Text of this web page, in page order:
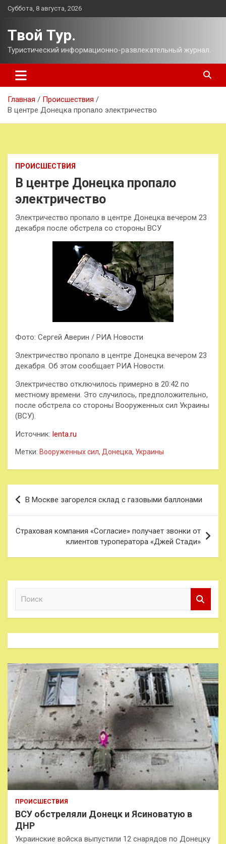
Перейти
Суббота, 8 августа, 2026
Твой Тур.
Туристический информационно-развлекательный журнал.
Главная
Происшествия
В центре Донецка пропало электричество
ПРОИСШЕСТВИЯ
В центре Донецка пропало
электричество
Электричество пропало в центре Донецка вечером 23
декабря после обстрела со стороны ВСУ
Фото: Сергей Аверин / РИА Новости
Электричество пропало в центре Донецка вечером 23
декабря. Об этом сообщает РИА Новости.
Электричество отключилось примерно в 20:42 по
местному времени. Это случилось, предположительно,
после обстрела со стороны Вооруженных сил Украины
(ВСУ).
Источник: lenta.ru
Метки: Вооруженных сил, Донецка, Украины
Навигация
по
записям
В Москве загорелся склад с газовыми баллонами
Страховая компания «Согласие» получает звонки от
клиентов туроператора «Джей Стади»
к
ПРОИСШЕСТВИЯ
ВСУ обстреляли Донецк и Ясиноватую в
ДНР
Украинские войска выпустили 12 снарядов по Донецку